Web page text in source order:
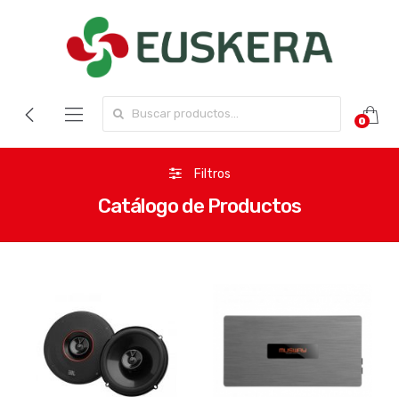
0
Filtros
Catálogo de Productos